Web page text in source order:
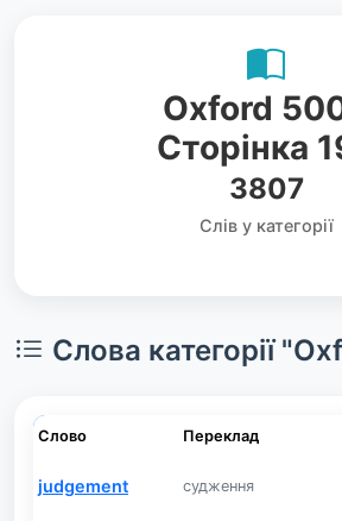
Oxford
Сторінка
3807
Слів у категорії
Слова категорії
Слово Переклад
judgement судження